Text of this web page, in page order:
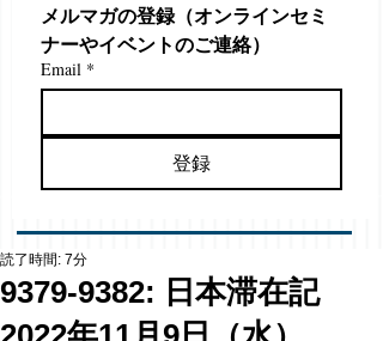
メルマガの登録（オンラインセミ
ナーやイベントのご連絡）
Email *
登録
9379-9382: 日本滞在記
読了時間: 7分